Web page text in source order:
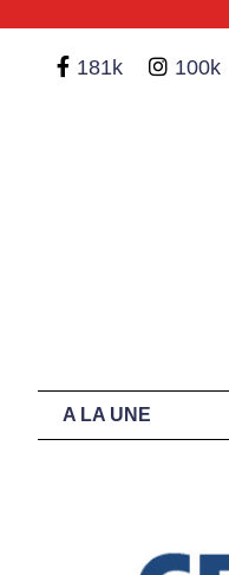
181k 100k
A LA UNE